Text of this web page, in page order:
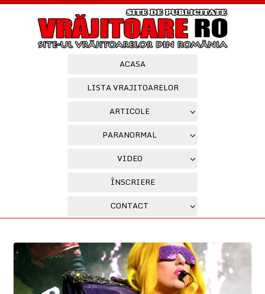
ACASA
LISTA VRAJITOARELOR
ARTICOLE
PARANORMAL
VIDEO
ÎNSCRIERE
CONTACT